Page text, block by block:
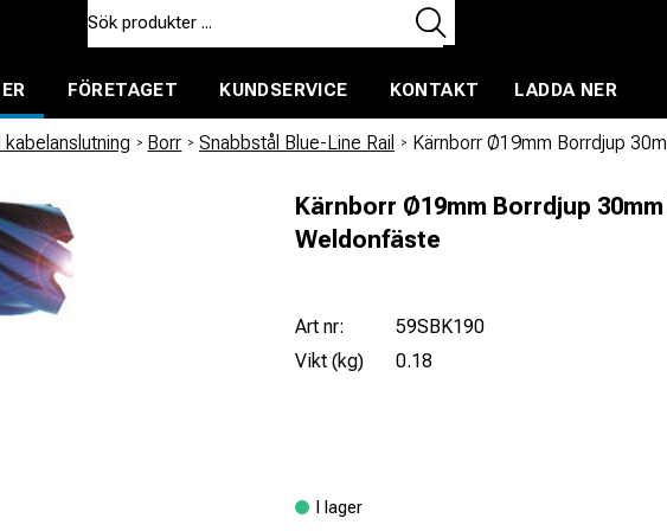
FÖRETAGET KUNDSERVICE KONTAKT LADDA NER
/ Borr / Snabbstål Blue-Line Rail / Kärnborr Ø19mm Borrdjup
Kärnborr Ø19mm Borrdjup 30mm
Weldonfäste
Art nr:
59SBK190
Vikt (kg)
0.18
I lager